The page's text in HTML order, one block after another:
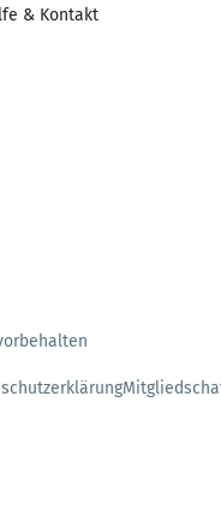
& Kontakt